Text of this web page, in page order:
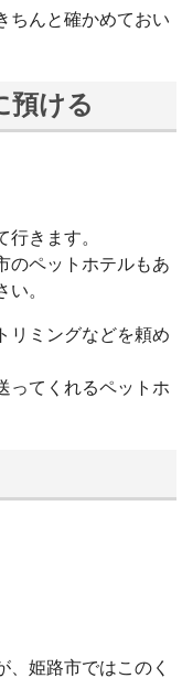
ちんと確かめておい
預ける
きます。
のペットホテルもあ
。
リミングなどを頼め
ってくれるペットホ
、姫路市ではこのく